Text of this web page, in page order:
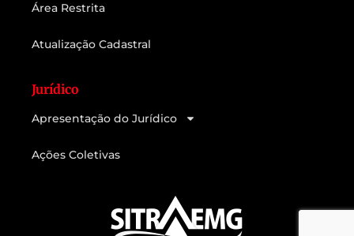
Área Restrita
Atualização Cadastral
Jurídico
Apresentação do Jurídico
Ações Coletivas